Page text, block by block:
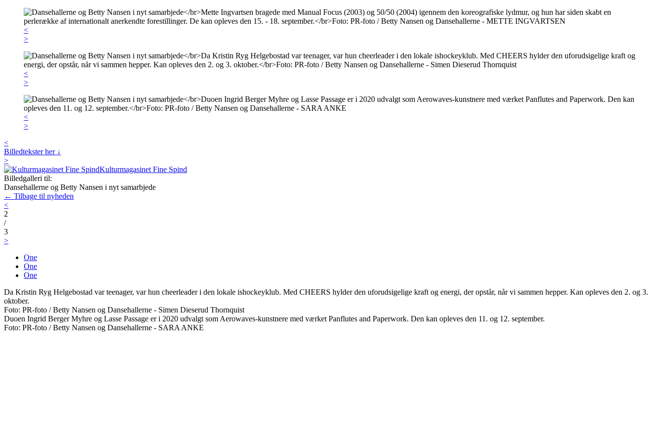
<
>
<
>
<
>
<
Billedtekster her ↓
>
Kulturmagasinet Fine Spind
Billedgalleri til:
Dansehallerne og Betty Nansen i nyt samarbjede
← Tilbage til nyheden
<
2
/
3
>
One
One
One
Da Kristin Ryg Helgebostad var teenager, var hun cheerleader i den lokale ishockeyklub. Med CHEERS hylder den uforudsigelige kraft og energi, der opstår, når vi sammen hepper. Kan opleves den 2. og 3.
oktober.
Foto: PR-foto / Betty Nansen og Dansehallerne - Simen Dieserud Thornquist
Duoen Ingrid Berger Myhre og Lasse Passage er i 2020 udvalgt som Aerowaves-kunstnere med værket Panflutes and Paperwork. Den kan opleves den 11. og 12. september.
Foto: PR-foto / Betty Nansen og Dansehallerne - SARA ANKE